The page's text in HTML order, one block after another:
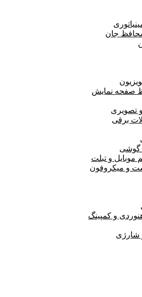
جان
صفحه نمایش
تصویری
برقی
گوشی
موبایل و تبلت
و میکروفون
و کمپینگ
شارژی